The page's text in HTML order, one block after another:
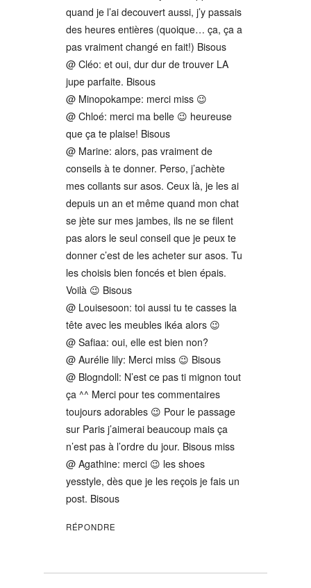
quand je l’ai decouvert aussi, j’y passais
des heures entières (quoique… ça, ça a
pas vraiment changé en fait!) Bisous
@ Cléo: et oui, dur dur de trouver LA
jupe parfaite. Bisous
@ Minopokampe: merci miss 😉
@ Chloé: merci ma belle 😉 heureuse
que ça te plaise! Bisous
@ Marine: alors, pas vraiment de
conseils à te donner. Perso, j’achète
mes collants sur asos. Ceux là, je les ai
depuis un an et même quand mon chat
se jète sur mes jambes, ils ne se filent
pas alors le seul conseil que je peux te
donner c’est de les acheter sur asos. Tu
les choisis bien foncés et bien épais.
Voilà 😉 Bisous
@ Louisesoon: toi aussi tu te casses la
tête avec les meubles ikéa alors 😉
@ Safiaa: oui, elle est bien non?
@ Aurélie lily: Merci miss 😉 Bisous
@ Blogndoll: N’est ce pas ti mignon tout
ça ^^ Merci pour tes commentaires
toujours adorables 😉 Pour le passage
sur Paris j’aimerai beaucoup mais ça
n’est pas à l’ordre du jour. Bisous miss
@ Agathine: merci 😉 les shoes
yesstyle, dès que je les reçois je fais un
post. Bisous
RÉPONDRE